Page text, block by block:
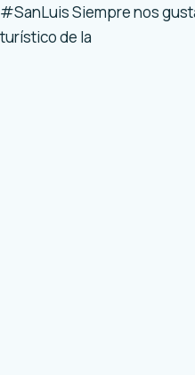
#SanLuis Siempre nos
turístico de la